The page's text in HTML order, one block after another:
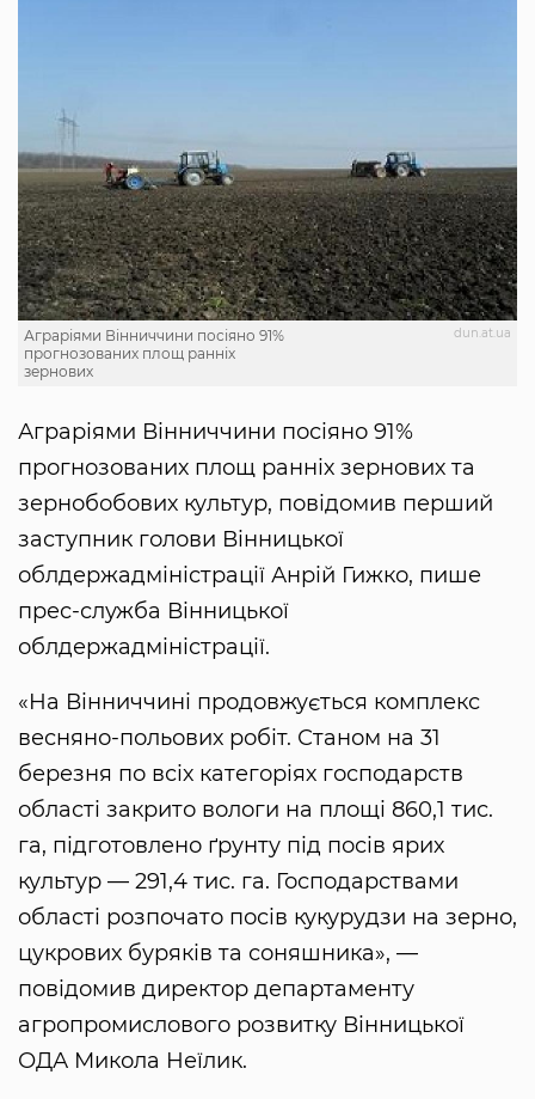
dun.at.ua
Аграріями Вінниччини посіяно 91%
прогнозованих площ ранніх
зернових
Аграріями Вінниччини посіяно 91%
прогнозованих площ ранніх зернових та
зернобобових культур, повідомив перший
заступник голови Вінницької
облдержадміністрації Анрій Гижко, пише
прес-служба Вінницької
облдержадміністрації.
«На Вінниччині продовжується комплекс
весняно-польових робіт. Станом на 31
березня по всіх категоріях господарств
області закрито вологи на площі 860,1 тис.
га, підготовлено ґрунту під посів ярих
культур — 291,4 тис. га. Господарствами
області розпочато посів кукурудзи на зерно,
цукрових буряків та соняшника», —
повідомив директор департаменту
агропромислового розвитку Вінницької
ОДА Микола Неїлик.